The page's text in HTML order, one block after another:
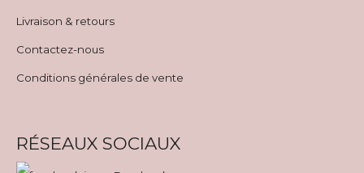
Livraison & retours
Contactez-nous
Conditions générales de vente
RÉSEAUX SOCIAUX